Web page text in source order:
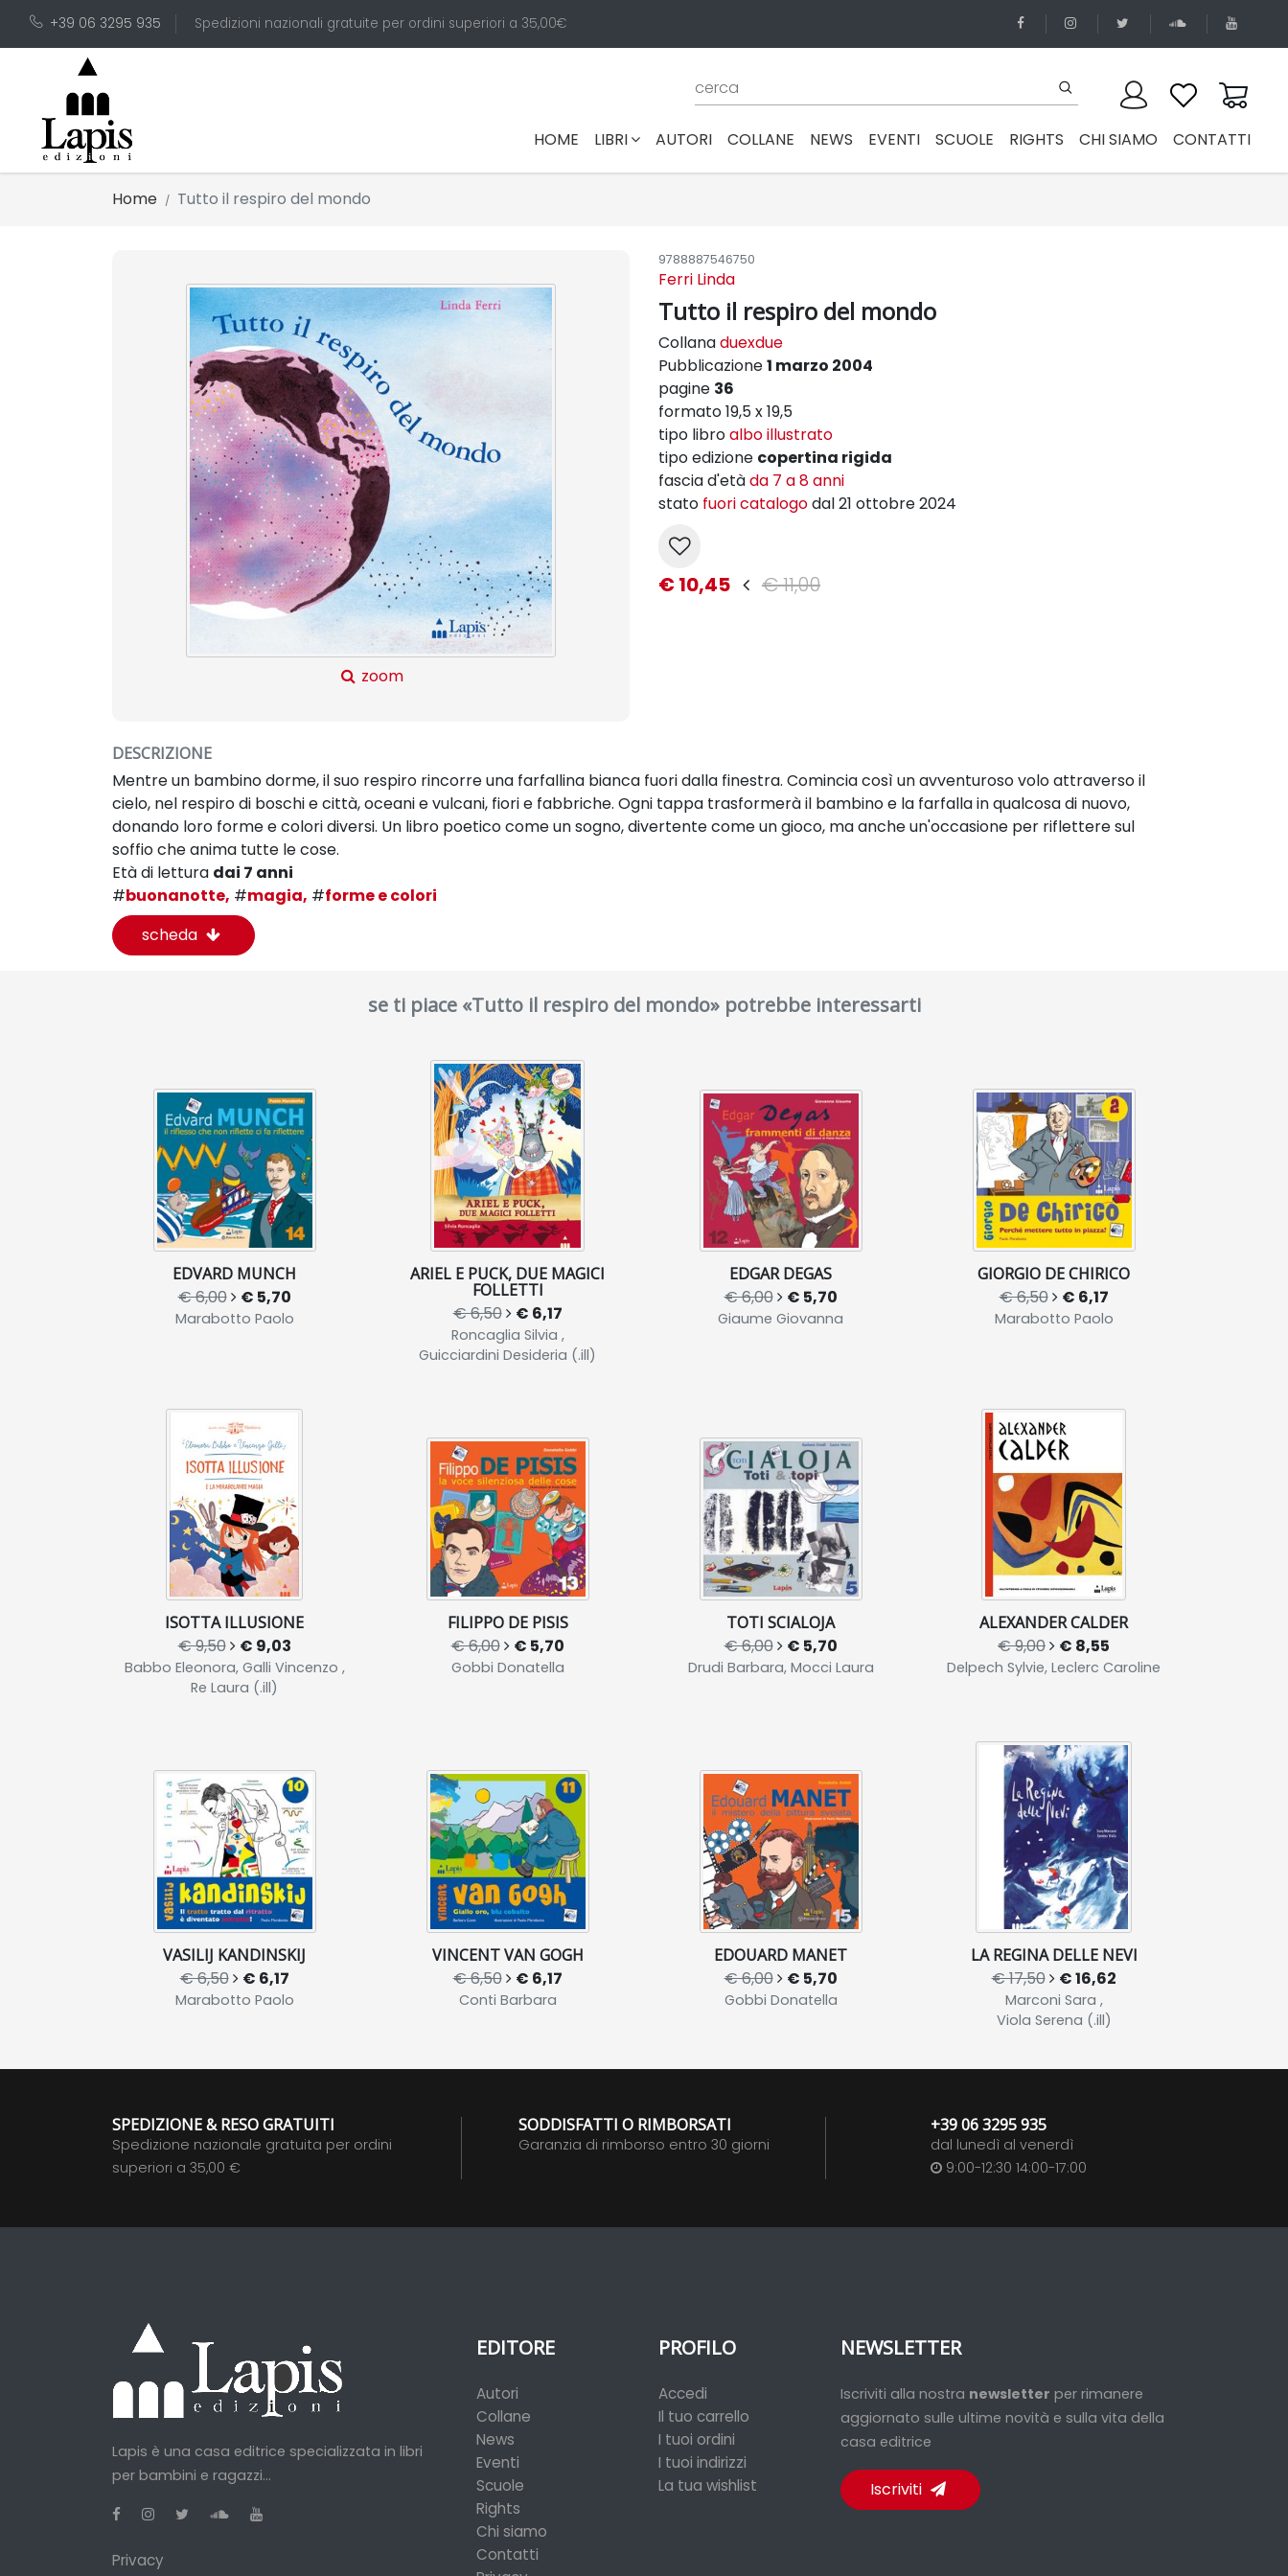
+39 06 3295 935 Spedizioni nazionali gratuite per ordini superiori a 35,00€
HOME (CURRENT)
LIBRI AUTORI COLLANE NEWS EVENTI SCUOLE RIGHTS CHI SIAMO CONTATTI
Home Tutto il respiro del mondo
zoom
9788887546750
Ferri Linda
Tutto il respiro del mondo
Collanaduexdue
Pubblicazione1 marzo 2004
pagine 36
formato 19,5 x 19,5
tipo libroalbo illustrato
tipo edizione copertina rigida
fascia d'etàda 7 a 8 anni
stato fuori catalogodal 21 ottobre 2024
€ 10,45 € 11,00
DESCRIZIONE
Mentre un bambino dorme, il suo respiro rincorre una farfallina bianca fuori dalla finestra. Comincia così un avventuroso volo attraverso il
cielo, nel respiro di boschi e città, oceani e vulcani, fiori e fabbriche. Ogni tappa trasformerà il bambino e la farfalla in qualcosa di nuovo,
donando loro forme e colori diversi. Un libro poetico come un sogno, divertente come un gioco, ma anche un'occasione per riflettere sul
soffio che anima tutte le cose.
Età di lettura dai 7 anni
#buonanotte, #magia, #forme e colori
scheda
se ti piace «Tutto il respiro del mondo» potrebbe interessarti
EDVARD MUNCH
€ 6,00 € 5,70
Marabotto Paolo
ARIEL E PUCK, DUE MAGICI
FOLLETTI
€ 6,50 € 6,17
Roncaglia Silvia ,
Guicciardini Desideria (.ill)
EDGAR DEGAS
€ 6,00 € 5,70
Giaume Giovanna
GIORGIO DE CHIRICO
€ 6,50 € 6,17
Marabotto Paolo
ISOTTA ILLUSIONE
€ 9,50 € 9,03
Babbo Eleonora, Galli Vincenzo ,
Re Laura (.ill)
FILIPPO DE PISIS
€ 6,00 € 5,70
Gobbi Donatella
TOTI SCIALOJA
€ 6,00 € 5,70
Drudi Barbara, Mocci Laura
ALEXANDER CALDER
€ 9,00 € 8,55
Delpech Sylvie, Leclerc Caroline
VASILIJ KANDINSKIJ
€ 6,50 € 6,17
Marabotto Paolo
VINCENT VAN GOGH
€ 6,50 € 6,17
Conti Barbara
EDOUARD MANET
€ 6,00 € 5,70
Gobbi Donatella
LA REGINA DELLE NEVI
€ 17,50 € 16,62
Marconi Sara ,
Viola Serena (.ill)
SPEDIZIONE & RESO GRATUITI
Spedizione nazionale gratuita per ordini
superiori a 35,00 €
SODDISFATTI O RIMBORSATI
Garanzia di rimborso entro 30 giorni
+39 06 3295 935
dal lunedì al venerdì
9:00-12:30 14:00-17:00
Lapis è una casa editrice specializzata in libri
per bambini e ragazzi...
Privacy
EDITORE
Autori
Collane
News
Eventi
Scuole
Rights
Chi siamo
Contatti
PROFILO
Accedi
Il tuo carrello
I tuoi ordini
I tuoi indirizzi
La tua wishlist
NEWSLETTER
Iscriviti alla nostra newsletter per rimanere
aggiornato sulle ultime novità e sulla vita della
casa editrice
Iscriviti